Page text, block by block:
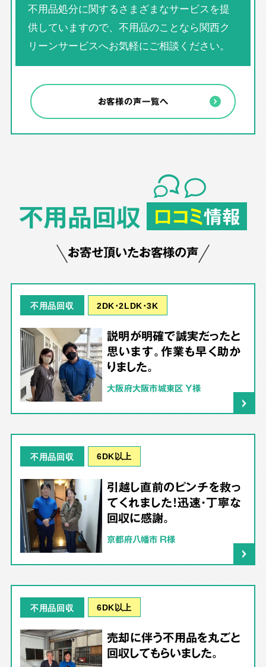
不用品処分に関するさまざまなサービスを提
供していますので、不用品のことなら関西ク
リーンサービスへお気軽にご相談ください。
お客様の声一覧へ
不用品回収 口コミ情報
お寄せ頂いたお客様の声
不用品回収 2DK･2LDK･3K
説明が明確で誠実だったと
思います。作業も早く助か
りました。
大阪府大阪市城東区 Y様
不用品回収 6DK以上
引越し直前のピンチを救っ
てくれました！迅速・丁寧な
回収に感謝。
京都府八幡市 R様
不用品回収 6DK以上
売却に伴う不用品を丸ごと
回収してもらいました。